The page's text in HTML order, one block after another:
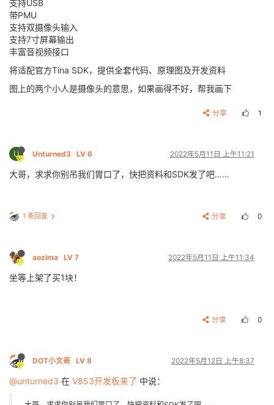
支持USB
带PMU
支持双摄像头输入
支持7寸屏幕输出
丰富音视频接口
将适配官方Tina SDK，提供全套代码、原理图及开发资料
图上的两个小人是摄像头的意思，如果画得不好，帮我画下
分享 1
U Unturned3 LV 6 2022年5月11日 上午11:21
大哥，求求你别吊我们胃口了，快把资料和SDK发了吧……
1 条回复 分享 0
aozima LV 7 2022年5月11日 上午11:34
坐等上架了买1块！
分享 0
DOT小文哥 LV 8 2022年5月12日 上午8:37
@unturned3 在 V853开发板来了 中说：